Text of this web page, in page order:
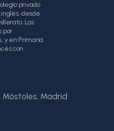
privado
desde
Las
por
y en Primaria
con
Móstoles, Madrid